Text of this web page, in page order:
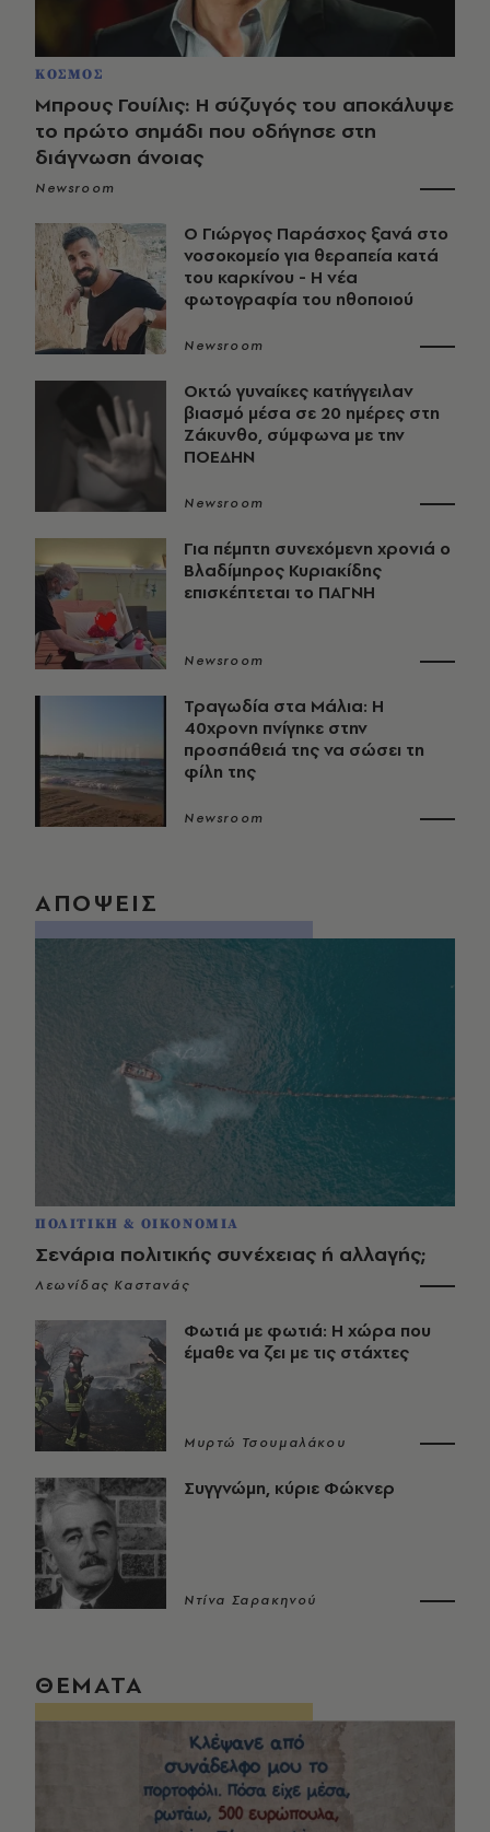
ΚΟΣΜΟΣ
Μπρους Γουίλις: Η σύζυγός του αποκάλυψε
το πρώτο σημάδι που οδήγησε στη
διάγνωση άνοιας
Newsroom
O Γιώργος Παράσχος ξανά στο
νοσοκομείο για θεραπεία κατά
του καρκίνου - Η νέα
φωτογραφία του ηθοποιού
Newsroom
Οκτώ γυναίκες κατήγγειλαν
βιασμό μέσα σε 20 ημέρες στη
Ζάκυνθο, σύμφωνα με την
ΠΟΕΔΗΝ
Newsroom
Για πέμπτη συνεχόμενη χρονιά ο
Βλαδίμηρος Κυριακίδης
επισκέπτεται το ΠΑΓΝΗ
Newsroom
Τραγωδία στα Μάλια: Η
40χρονη πνίγηκε στην
προσπάθειά της να σώσει τη
φίλη της
Newsroom
ΑΠΟΨΕΙΣ
ΠΟΛΙΤΙΚΗ & ΟΙΚΟΝΟΜΙΑ
Σενάρια πολιτικής συνέχειας ή αλλαγής;
Λεωνίδας Καστανάς
Φωτιά με φωτιά: Η χώρα που
έμαθε να ζει με τις στάχτες
Μυρτώ Τσουμαλάκου
Συγγνώμη, κύριε Φώκνερ
Ντίνα Σαρακηνού
ΘΕΜΑΤΑ